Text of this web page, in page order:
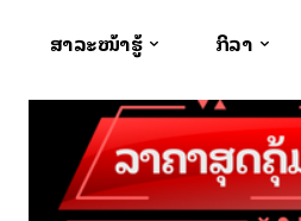
ສາລະໜ້າຮູ້ ກິລາ